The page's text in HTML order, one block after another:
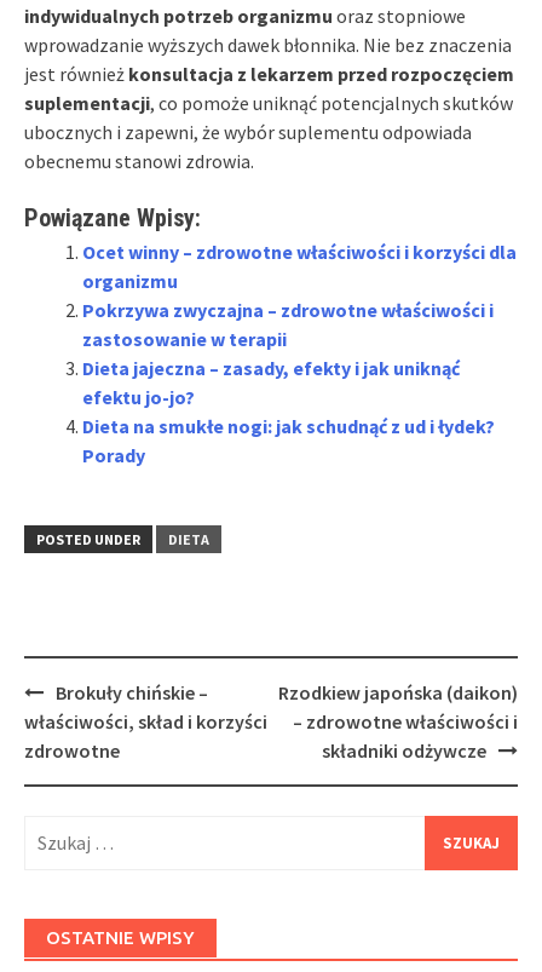
indywidualnych potrzeb organizmu oraz stopniowe
wprowadzanie wyższych dawek błonnika. Nie bez znaczenia
jest również konsultacja z lekarzem przed rozpoczęciem
suplementacji, co pomoże uniknąć potencjalnych skutków
ubocznych i zapewni, że wybór suplementu odpowiada
obecnemu stanowi zdrowia.
Powiązane Wpisy:
Ocet winny – zdrowotne właściwości i korzyści dla
organizmu
Pokrzywa zwyczajna – zdrowotne właściwości i
zastosowanie w terapii
Dieta jajeczna – zasady, efekty i jak uniknąć
efektu jo-jo?
Dieta na smukłe nogi: jak schudnąć z ud i łydek?
Porady
POSTED UNDER DIETA
Post
navigation
Brokuły chińskie –
właściwości, skład i korzyści
zdrowotne
Rzodkiew japońska (daikon)
– zdrowotne właściwości i
składniki odżywcze
OSTATNIE WPISY